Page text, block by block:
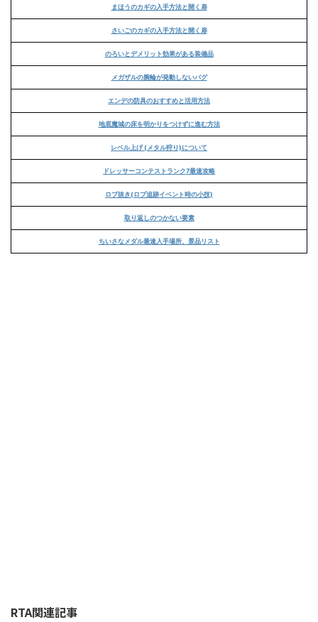
まほうのカギの入手方法と開く扉
さいごのカギの入手方法と開く扉
のろいとデメリット効果がある装備品
メガザルの腕輪が発動しないバグ
エンデの防具のおすすめと活用方法
地底魔城の床を明かりをつけずに進む方法
レベル上げ (メタル狩り)について
ドレッサーコンテストランク7最速攻略
ロブ抜き(ロブ追跡イベント時の小技)
取り返しのつかない要素
ちいさなメダル最速入手場所、景品リスト
RTA関連記事